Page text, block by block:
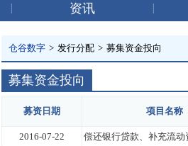
资讯
仓谷数字 > 发行分配 > 募集资金投向
募集资金投向
募资日期 项目名称
2016-07-22 偿还银行贷款、补充流动